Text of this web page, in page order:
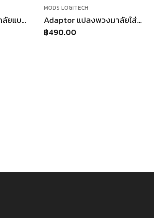
Adaptor แปลงพวงมาลัยแบบใช้ปุ่มเดิม Thrustmaster T300
MODS LOGITECH
Adaptor แปลงพวงมาลัยใส่พวงมาลัยจริง Logitech G25 G27 G29 G920 สามารถใส่พวงมาลัยได้ทุกรุ่น
฿490.00